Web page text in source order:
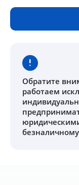
Обратите
работаем
безналичному